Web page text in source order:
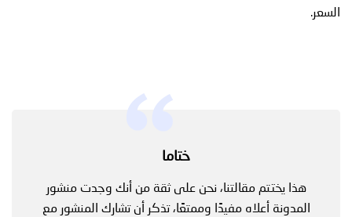
السعر.
ختاما
هذا يختتم مقالتنا، نحن على ثقة من أنك وجدت منشور
المدونة أعلاه مفيدًا وممتعًا، تذكر أن تشارك المنشور مع